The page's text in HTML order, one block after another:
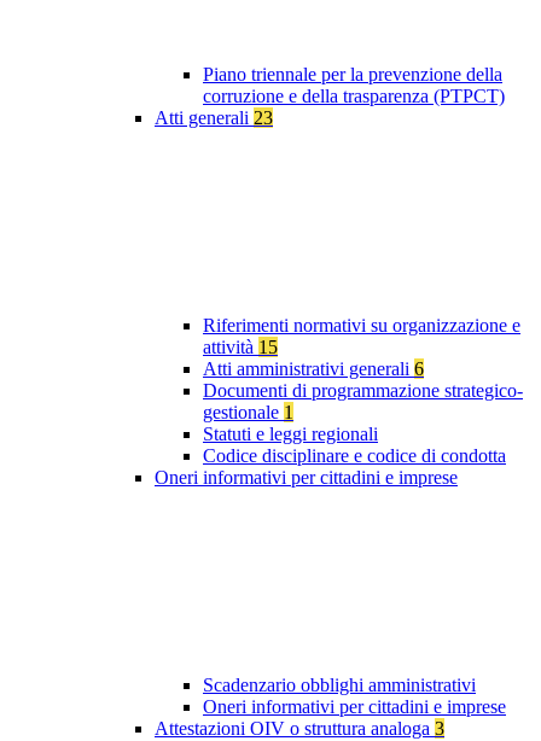
Piano triennale per la prevenzione della
corruzione e della trasparenza (PTPCT)
Atti generali 23
Riferimenti normativi su organizzazione e
attività 15
Atti amministrativi generali 6
Documenti di programmazione strategico-
gestionale 1
Statuti e leggi regionali
Codice disciplinare e codice di condotta
Oneri informativi per cittadini e imprese
Scadenzario obblighi amministrativi
Oneri informativi per cittadini e imprese
Attestazioni OIV o struttura analoga 3